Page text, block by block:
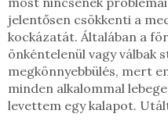
jelentősen csökkenti a
kockázatát. Általában a
önkéntelenül vagy válbak
megkönnyebbülés, mert
minden alkalommal
levettem egy kalapot.